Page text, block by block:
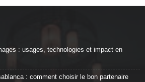
: usages, technologies et impact en
: comment choisir le bon partenaire